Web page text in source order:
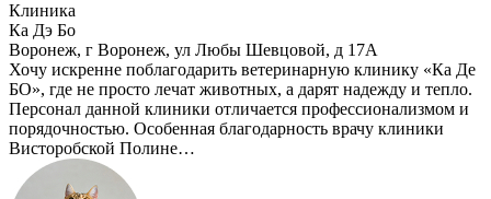
Клиника
Ка Дэ Бо
Воронеж, г Воронеж, ул Любы Шевцовой, д 17А
Хочу искренне поблагодарить ветеринарную клинику «Ка Де
БО», где не просто лечат животных, а дарят надежду и тепло.
Персонал данной клиники отличается профессионализмом и
порядочностью. Особенная благодарность врачу клиники
Висторобской Полине…